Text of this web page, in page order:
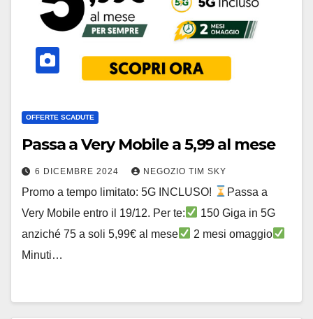
OFFERTE SCADUTE
Passa a Very Mobile a 5,99 al mese
6 DICEMBRE 2024 NEGOZIO TIM SKY
Promo a tempo limitato: 5G INCLUSO!
Passa a
Very Mobile entro il 19/12. Per te:
150 Giga in 5G
anziché 75 a soli 5,99€ al mese
2 mesi omaggio
Minuti…